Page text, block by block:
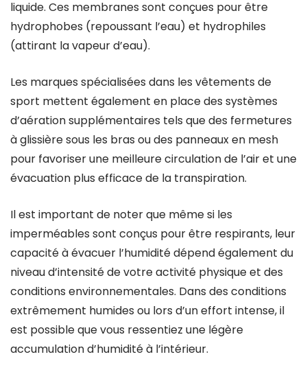
liquide. Ces membranes sont conçues pour être
hydrophobes (repoussant l’eau) et hydrophiles
(attirant la vapeur d’eau).
Les marques spécialisées dans les vêtements de
sport mettent également en place des systèmes
d’aération supplémentaires tels que des fermetures
à glissière sous les bras ou des panneaux en mesh
pour favoriser une meilleure circulation de l’air et une
évacuation plus efficace de la transpiration.
Il est important de noter que même si les
imperméables sont conçus pour être respirants, leur
capacité à évacuer l’humidité dépend également du
niveau d’intensité de votre activité physique et des
conditions environnementales. Dans des conditions
extrêmement humides ou lors d’un effort intense, il
est possible que vous ressentiez une légère
accumulation d’humidité à l’intérieur.